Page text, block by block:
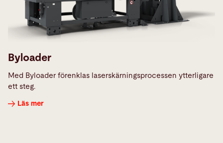
Byloader
Med Byloader förenklas laserskärningsprocessen ytterligare
ett steg.
Läs mer